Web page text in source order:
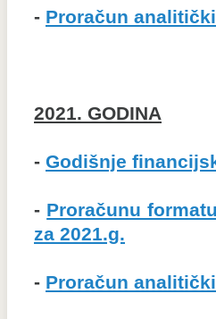
- Proračun
2021. GODINA
- Godišnje
- Proračunu
za 2021.g.
- Proračun